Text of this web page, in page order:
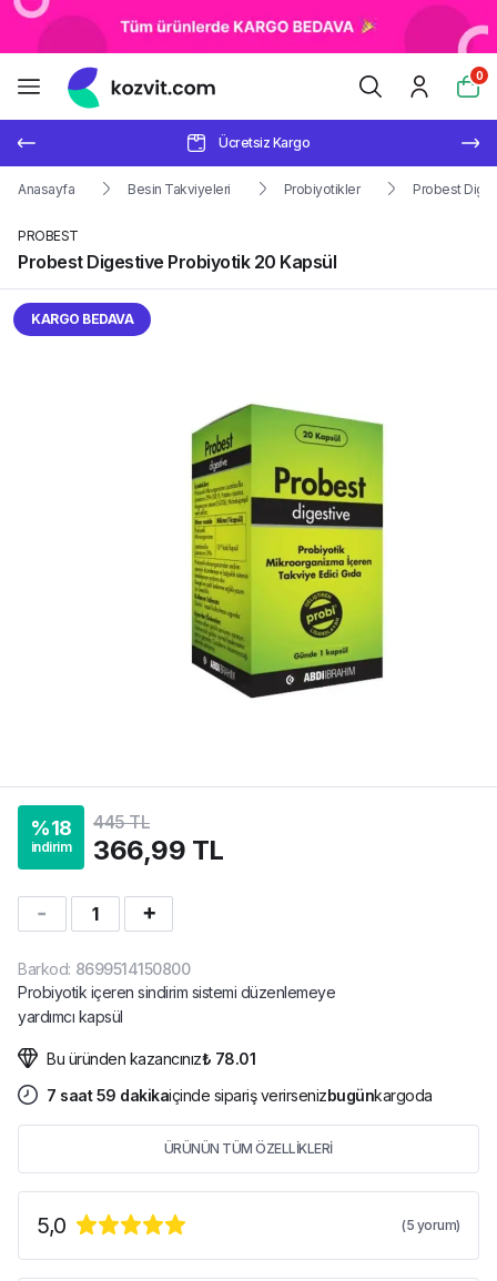
0
Ücretsiz Kargo
Anasayfa Besin Takviyeleri Probiyotikler Probest
PROBEST
Probest Digestive Probiyotik 20 Kapsül
KARGO BEDAVA
%18
indirim
445 TL
366,99 TL
1
Barkod: 8699514150800
Probiyotik içeren sindirim sistemi düzenlemeye
yardımcı kapsül
Bu üründen kazancınız₺ 78.01
7 saat 59 dakikaiçinde sipariş verirsenizbugünkargoda
ÜRÜNÜN TÜM ÖZELLİKLERİ
5,0 (5 yorum)